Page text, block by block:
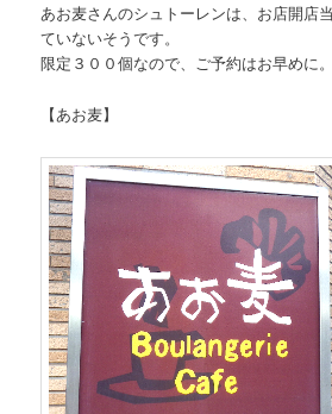
あお麦さんのシュトーレンは、お店開店
ていないそうです。
限定３００個なので、ご予約はお早めに。
【あお麦】